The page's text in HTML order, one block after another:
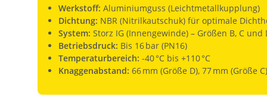
Werkstoff: Aluminiumguss (Leichtmetallkupplung)
Dichtung: NBR (Nitrilkautschuk) für optimale
System: Storz IG (Innengewinde) – Größen B, C und
Betriebsdruck: Bis 16 bar (PN16)
Temperaturbereich: -40 °C bis +110 °C
Knaggenabstand: 66 mm (Größe D), 77 mm (Größe